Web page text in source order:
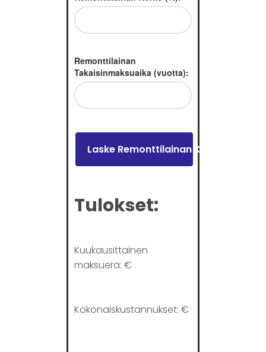
Remonttilainan
Takaisinmaksuaika (vuotta):
Laske Remonttilainan Kustannukset
Tulokset:
Kuukausittainen
maksuerä: €
Kokonaiskustannukset: €